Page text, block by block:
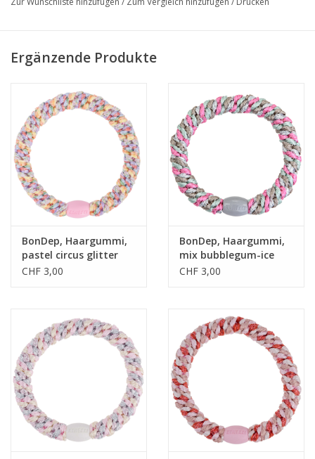
• extrem sanft
Ergänzende Produkte
BonDep, Haargummi,
pastel circus glitter
CHF 3,00
BonDep, Haargummi,
mix bubblegum-ice
blue
CHF 3,00